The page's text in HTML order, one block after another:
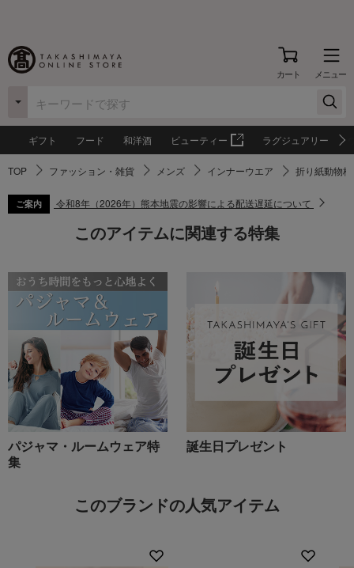
カート メニュー
ギフト フード 和洋酒 ビューティー ラグジュアリー
TOP ファッション・雑貨 メンズ インナーウエア 折り紙動物
ご案内 令和8年（2026年）熊本地震の影響による配送遅延について
このアイテムに関連する特集
パジャマ・ルームウェア特
集
誕生日プレゼント
このブランドの人気アイテム